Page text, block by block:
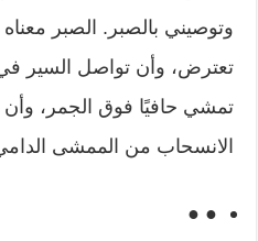
وتوصيني بالصبر. الصبر
تعترض، وأن تواصل السير
تمشي حافيًا فوق الجمر، وأن
الانسحاب من الممشى
● ●